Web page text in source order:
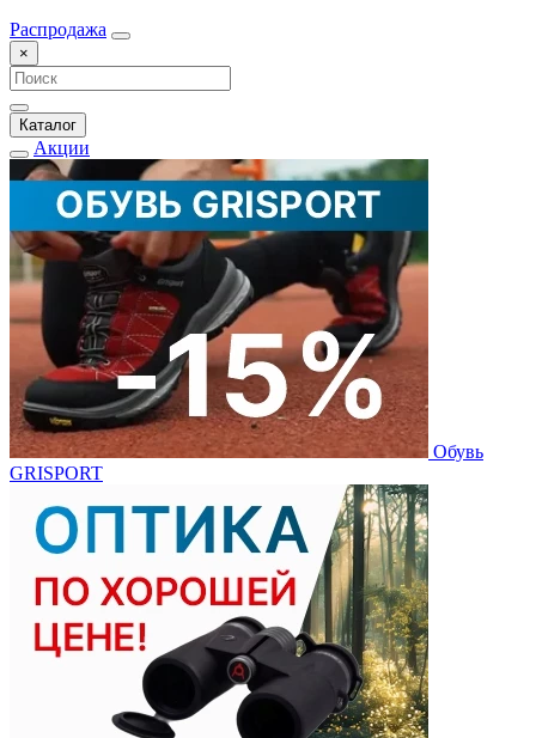
Распродажа
×
Каталог
Акции
Обувь
GRISPORT